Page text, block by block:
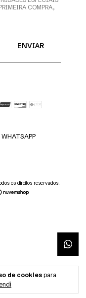
de cookiespara
COMPRA,
WHATSAPP
os direitos reservados.